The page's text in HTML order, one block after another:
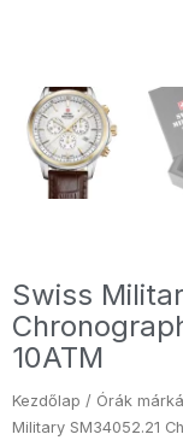
Swiss
10ATM
Kezdőlap / Órák
Military SM34052.21